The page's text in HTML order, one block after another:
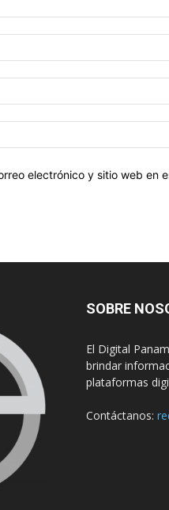
electrónico y sitio web en
SOBRE
El Digital
brindar
plataformas
Contáctanos: